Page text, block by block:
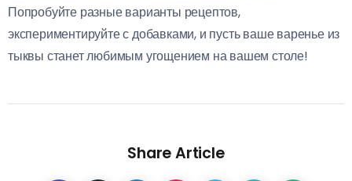
Попробуйте разные варианты рецептов,
экспериментируйте с добавками, и пусть ваше варенье из
тыквы станет любимым угощением на вашем столе!
Share Article